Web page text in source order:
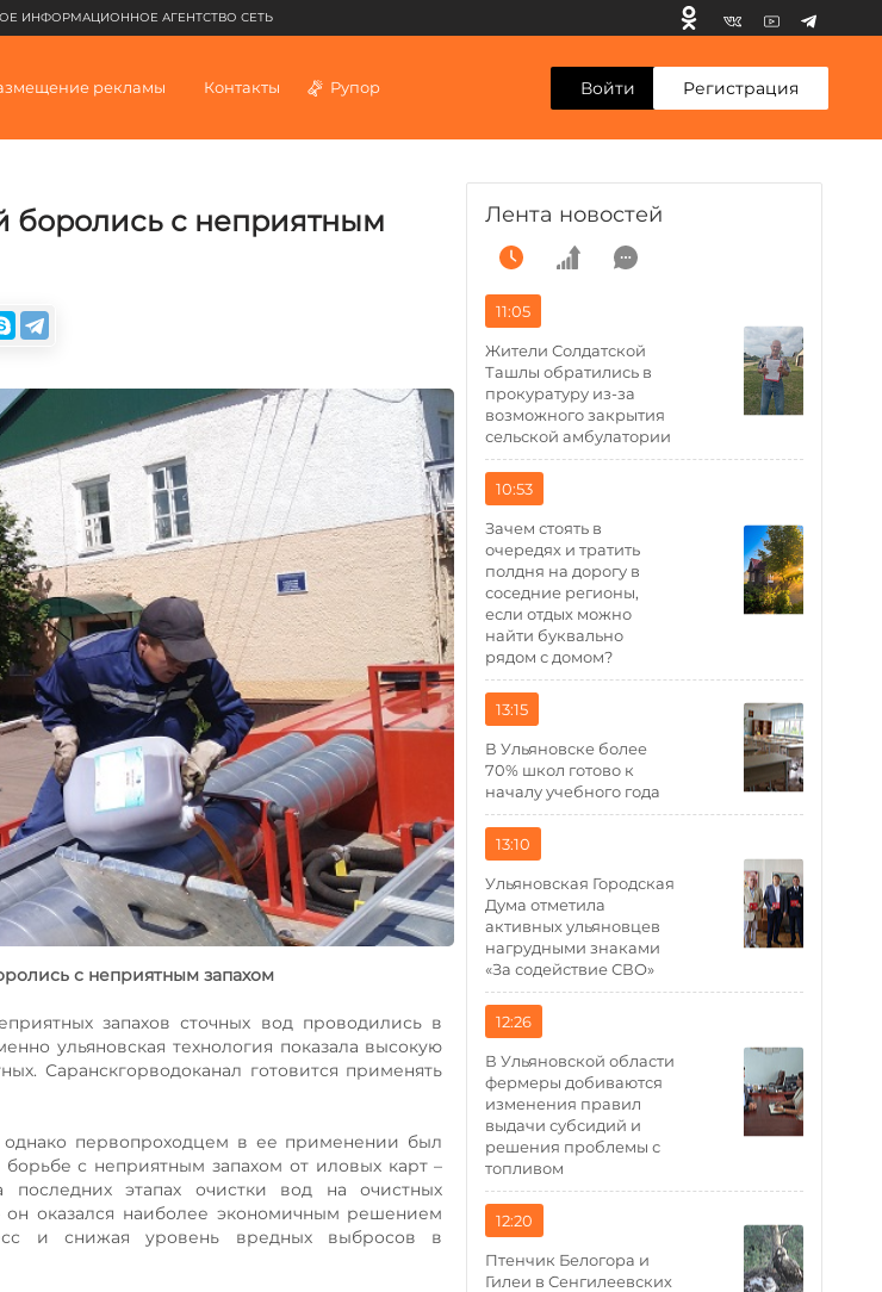
ИНФОРМАЦИОННОЕ АГЕНТСТВО СЕТЬ
рекламы Контакты Рупор Войти Регистрация
боролись с неприятным
с неприятным запахом
запахов сточных вод проводились в
ульяновская технология показала высокую
Саранскгорводоканал готовится применять
однако первопроходцем в ее применении был
с неприятным запахом от иловых карт –
этапах очистки вод на очистных
он оказался наиболее экономичным решением
и снижая уровень вредных выбросов в
Лента новостей
11:05
Жители Солдатской
Ташлы обратились в
прокуратуру из-за
возможного закрытия
сельской амбулатории
10:53
Зачем стоять в
очередях и тратить
полдня на дорогу в
соседние регионы,
если отдых можно
найти буквально
рядом с домом?
13:15
В Ульяновске более
70% школ готово к
началу учебного года
13:10
Ульяновская Городская
Дума отметила
активных ульяновцев
нагрудными знаками
«За содействие СВО»
12:26
В Ульяновской области
фермеры добиваются
изменения правил
выдачи субсидий и
решения проблемы с
топливом
12:20
Птенчик Белогора и
Гилеи в Сенгилеевских